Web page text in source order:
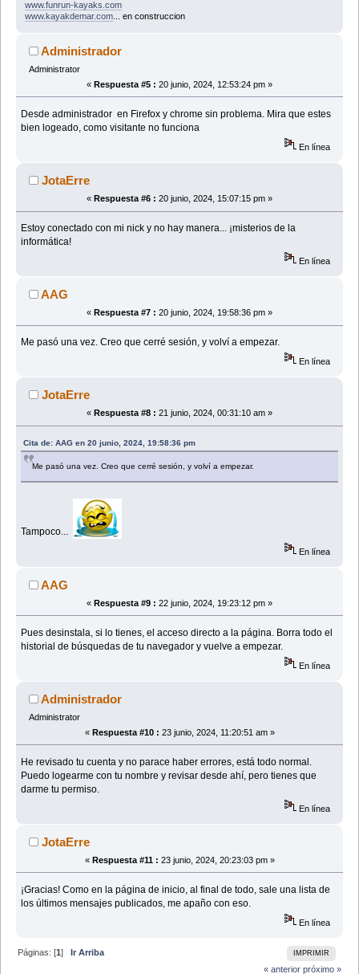
www.funrun-kayaks.com
www.kayakdemar.com... en construccion
Administrador
Administrator
« Respuesta #5 : 20 junio, 2024, 12:53:24 pm »
Desde administrador en Firefox y chrome sin problema. Mira que estes
bien logeado, como visitante no funciona
En línea
JotaErre
« Respuesta #6 : 20 junio, 2024, 15:07:15 pm »
Estoy conectado con mi nick y no hay manera... ¡misterios de la
informática!
En línea
AAG
« Respuesta #7 : 20 junio, 2024, 19:58:36 pm »
Me pasó una vez. Creo que cerré sesión, y volví a empezar.
En línea
JotaErre
« Respuesta #8 : 21 junio, 2024, 00:31:10 am »
Cita de: AAG en 20 junio, 2024, 19:58:36 pm
Me pasó una vez. Creo que cerré sesión, y volví a empezar.
Tampoco...
En línea
AAG
« Respuesta #9 : 22 junio, 2024, 19:23:12 pm »
Pues desinstala, si lo tienes, el acceso directo a la página. Borra todo el
historial de búsquedas de tu navegador y vuelve a empezar.
En línea
Administrador
Administrator
« Respuesta #10 : 23 junio, 2024, 11:20:51 am »
He revisado tu cuenta y no parace haber errores, está todo normal.
Puedo logearme con tu nombre y revisar desde ahí, pero tienes que
darme tu permiso.
En línea
JotaErre
« Respuesta #11 : 23 junio, 2024, 20:23:03 pm »
¡Gracias! Como en la página de inicio, al final de todo, sale una lista de
los últimos mensajes publicados, me apaño con eso.
En línea
IMPRIMIR
Páginas: [1]Ir Arriba
« anterior próximo »